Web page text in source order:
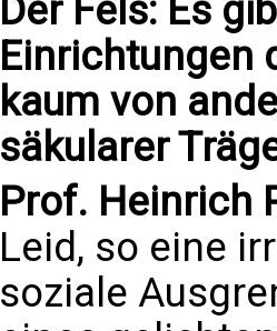
Der Fels: Es
Einrichtungen
kaum von
säkularer
Prof. Heinrich
Leid, so eine
soziale